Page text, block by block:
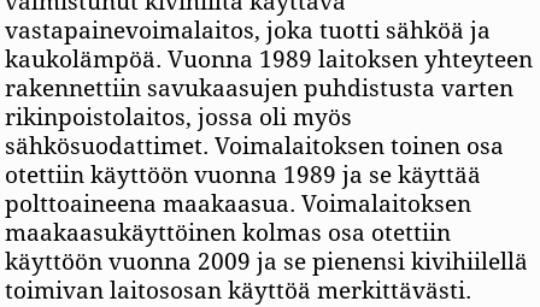
vastapainevoimalaitos, joka tuotti sähköä ja
kaukolämpöä. Vuonna 1989 laitoksen yhteyteen
rakennettiin savukaasujen puhdistusta varten
rikinpoistolaitos, jossa oli myös
sähkösuodattimet. Voimalaitoksen toinen osa
otettiin käyttöön vuonna 1989 ja se käyttää
polttoaineena maakaasua. Voimalaitoksen
maakaasukäyttöinen kolmas osa otettiin
käyttöön vuonna 2009 ja se pienensi kivihiilellä
toimivan laitososan käyttöä merkittävästi.